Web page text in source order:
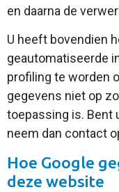
en daarna de
U heeft bovendien
geautomatiseerde
profiling te worden
gegevens niet op
toepassing is. Bent
neem dan contact
Hoe Google
deze website